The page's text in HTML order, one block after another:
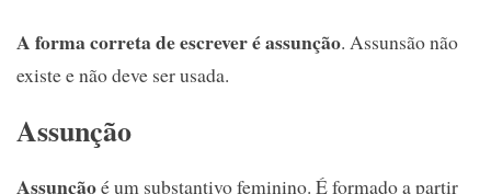
A forma correta de escrever é assunção. Assunsão não
existe e não deve ser usada.
Assunção
Assunçãoé um substantivo feminino. É formado a partir